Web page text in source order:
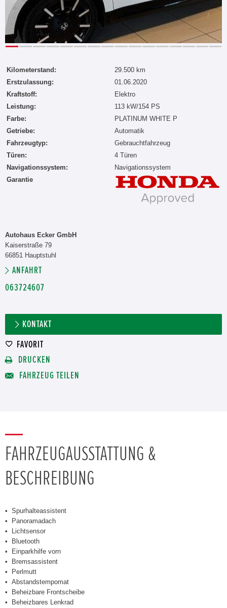
Kilometerstand:
29.500 km
Erstzulassung:
01.06.2020
Kraftstoff:
Elektro
Leistung:
113 kW/154 PS
Farbe:
PLATINUM WHITE P
Getriebe:
Automatik
Fahrzeugtyp:
Gebrauchtfahrzeug
Türen:
4 Türen
Navigationssystem:
Navigationssystem
Garantie
Autohaus Ecker GmbH
Kaiserstraße 79
66851 Hauptstuhl
ANFAHRT
063724607
KONTAKT
FAVORIT
DRUCKEN
FAHRZEUG TEILEN
FAHRZEUGAUSSTATTUNG &
BESCHREIBUNG
Spurhalteassistent
Panoramadach
Lichtsensor
Bluetooth
Einparkhilfe vorn
Bremsassistent
Perlmutt
Abstandstempomat
Beheizbare Frontscheibe
Beheizbares Lenkrad